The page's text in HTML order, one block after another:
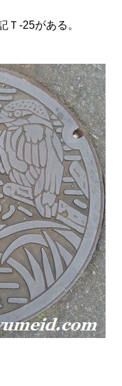
Ｔ-25がある。